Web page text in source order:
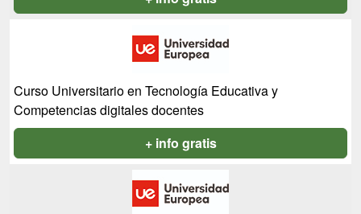
Curso Universitario en Tecnología Educativa y
Competencias digitales docentes
+ info gratis